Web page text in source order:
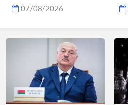
07/08/2026